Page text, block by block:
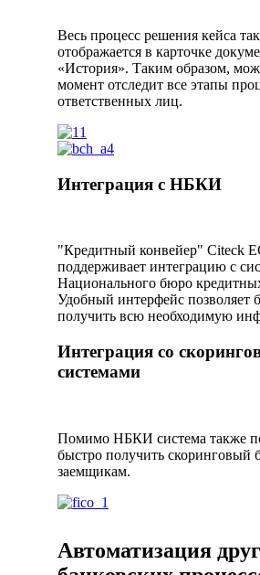
Весь процесс решения кейса
отображается в карточке
«История». Таким образом,
момент отследит все этапы
ответственных лиц.
Интеграция с НБКИ
"Кредитный конвейер" Citeck
поддерживает интеграцию с
Национального бюро
Удобный интерфейс позволяет
получить всю необходимую
Интеграция со
системами
Помимо НБКИ система также
быстро получить скоринговый
заемщикам.
Автоматизация